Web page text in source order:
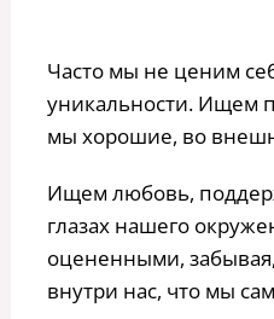
Часто мы не ценим
уникальности. Ищем
мы хорошие, во
Ищем любовь,
глазах нашего
оцененными, забывая,
внутри нас, что мы